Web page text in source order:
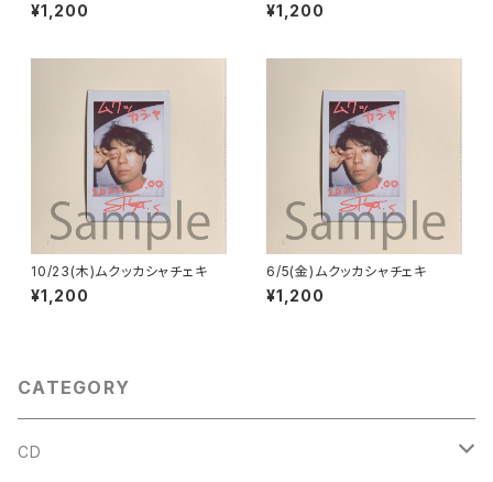
¥1,200 ¥1,200
10/23(木)ムクッカシャチェキ
¥1,200
6/5(金)ムクッカシャチェキ
¥1,200
CATEGORY
CD